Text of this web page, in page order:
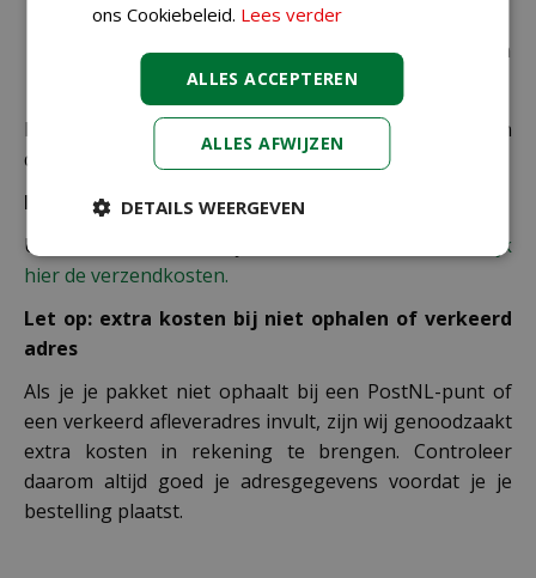
€ 6,99 voor bestellingen onder € 49,95 voor de
rest van de producten die via pakketpost worden
De juiste verzendkosten worden in de laatste stap van
de winkelwagen berekend.
Bezorgkosten overige landen:
Uiteraard verzenden wij ook buiten Nederland,
bekijk
hier de verzendkosten.
Let op: extra kosten bij niet ophalen of verkeerd
adres
Als je je pakket niet ophaalt bij een PostNL-punt of
een verkeerd afleveradres invult, zijn wij genoodzaakt
extra kosten in rekening te brengen. Controleer
daarom altijd goed je adresgegevens voordat je je
bestelling plaatst.
ons Cookiebeleid. Lees verder
ALLES ACCEPTEREN
ALLES AFWIJZEN
DETAILS WEERGEVEN